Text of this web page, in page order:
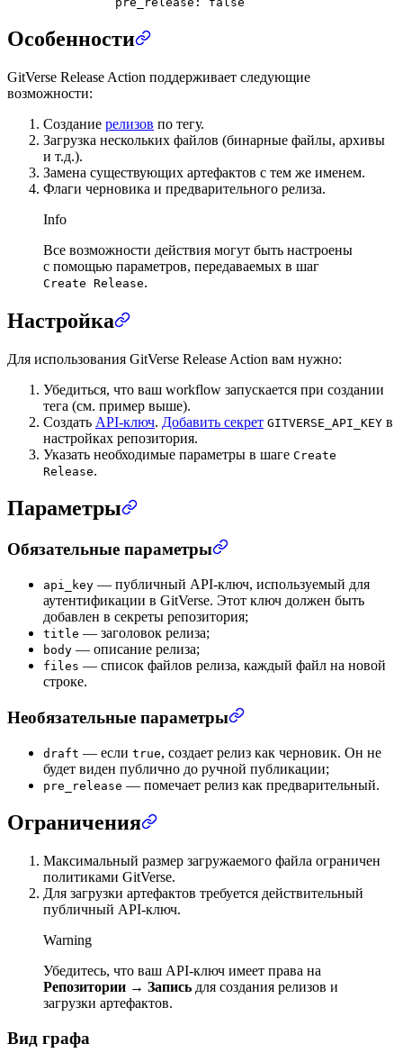
Особенности
GitVerse Release Action поддерживает следующие
возможности:
Создание релизов по тегу.
Загрузка нескольких файлов (бинарные файлы, архивы
и т.д.).
Замена существующих артефактов с тем же именем.
Флаги черновика и предварительного релиза.
Info
Все возможности действия могут быть настроены
с помощью параметров, передаваемых в шаг
Create Release.
Настройка
Для использования GitVerse Release Action вам нужно:
Убедиться, что ваш workflow запускается при создании
тега (см. пример выше).
Создать API-ключ. Добавить секрет GITVERSE_API_KEY в
настройках репозитория.
Указать необходимые параметры в шаге Create
Release.
Параметры
Обязательные параметры
api_key — публичный API-ключ, используемый для
аутентификации в GitVerse. Этот ключ должен быть
добавлен в секреты репозитория;
title — заголовок релиза;
body — описание релиза;
files — список файлов релиза, каждый файл на новой
строке.
Необязательные параметры
draft — если true, создает релиз как черновик. Он не
будет виден публично до ручной публикации;
pre_release — помечает релиз как предварительный.
Ограничения
Максимальный размер загружаемого файла ограничен
политиками GitVerse.
Для загрузки артефактов требуется действительный
публичный API-ключ.
Warning
Убедитесь, что ваш API-ключ имеет права на
Репозитории → Запись для создания релизов и
загрузки артефактов.
Вид графа